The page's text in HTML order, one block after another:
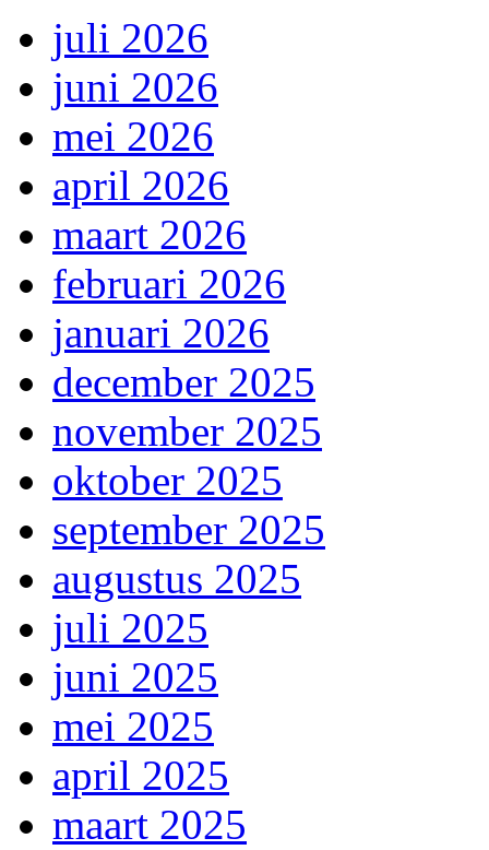
juli 2026
juni 2026
mei 2026
april 2026
maart 2026
februari 2026
januari 2026
december 2025
november 2025
oktober 2025
september 2025
augustus 2025
juli 2025
juni 2025
mei 2025
april 2025
maart 2025